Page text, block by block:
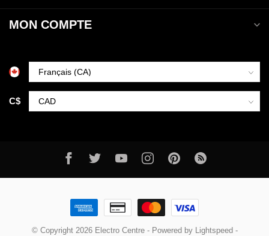
MON COMPTE
C$
© Copyright 2026 Electro Centre- Powered by Lightspeed -